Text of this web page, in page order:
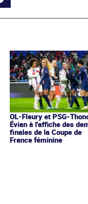
OL-Fleury et PSG-
Évian à l'affiche des
finales de la Coupe de
France féminine